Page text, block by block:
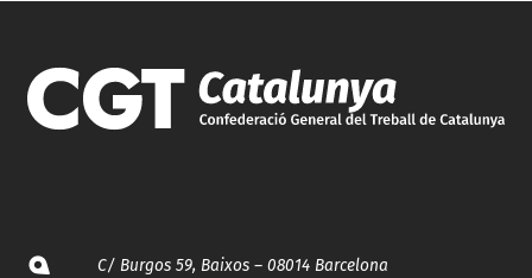
C/ Burgos 59, Baixos – 08014 Barcelona